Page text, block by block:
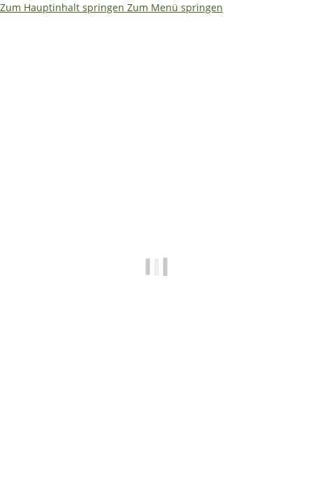
Zum Hauptinhalt springen Zum Menü springen
🔧 Technische Hilfe (Mo–Fr · 09:00–14:00